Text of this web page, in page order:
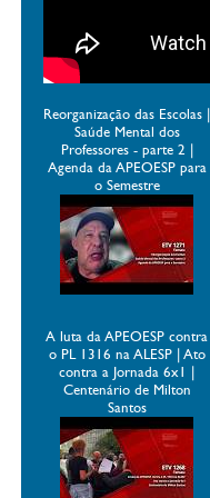
Reorganização das Escolas |
Saúde Mental dos
Professores - parte 2 |
Agenda da APEOESP para
o Semestre
A luta da APEOESP contra
o PL 1316 na ALESP | Ato
contra a Jornada 6x1 |
Centenário de Milton
Santos